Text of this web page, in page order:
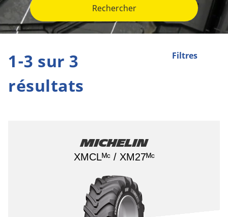
Rechercher
Filtres
1-3 sur 3
résultats
Michelin
XMCLᴹᶜ / XM27ᴹᶜ